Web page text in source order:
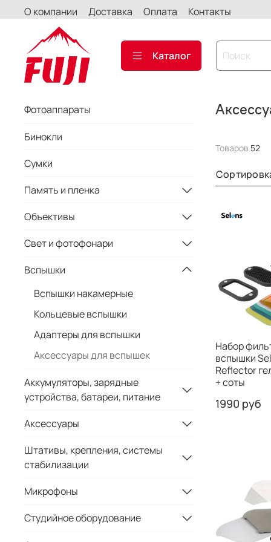
О компании Доставка Оплата Контакты
Каталог
Товаров 52
Набор
вспышки
Reflector
+ соты
1990 руб
Фотоаппараты
Бинокли
Сумки
Память и пленка
Объективы
Свет и фотофонари
Вспышки
Вспышки накамерные
Кольцевые вспышки
Адаптеры для вспышки
Аксессуары для вспышек
Аккумуляторы, зарядные
устройства, батареи, питание
Аксессуары
Штативы, крепления, системы
стабилизации
Микрофоны
Студийное оборудование